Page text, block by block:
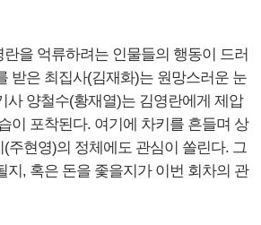
을 억류하려는 인물들의 행동이 드러
받은 최집사(김재화)는 원망스러운 눈
사 양철수(황재열)는 김영란에게 제압
이 포착된다. 여기에 차키를 흔들며 상
주현영)의 정체에도 관심이 쏠린다. 그
지, 혹은 돈을 좇을지가 이번 회차의 관